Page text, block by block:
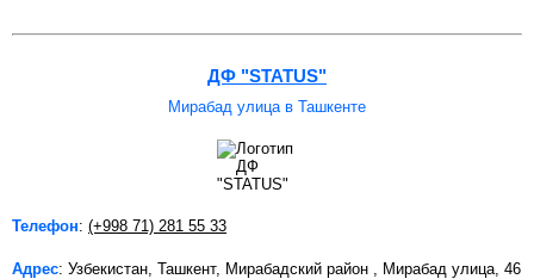
ДФ "STATUS"
Мирабад улица в Ташкенте
Телефон: (+998 71) 281 55 33
Адрес: Узбекистан, Ташкент, Мирабадский район , Мирабад улица, 46